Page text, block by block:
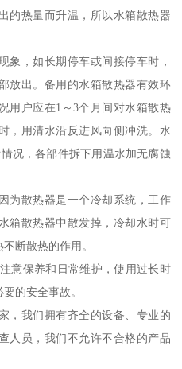
的热量而升温，所以水箱散热器
象，如长期停车或间接停车时，
放出。备用的水箱散热器有效环
用户应在1～3个月间对水箱散热
，用清水沿反进风向侧冲洗。水
况，各部件拆下用温水加无腐蚀
为散热器是一个冷却系统，工作
箱散热器中散发掉，冷却水时可
断散热的作用。
意保养和日常维护，使用过长时
的安全事故。
我们拥有齐全的设备、专业的
人员，我们不允许不合格的产品